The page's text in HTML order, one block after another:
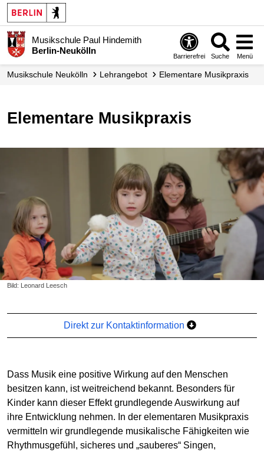
Musikschule Paul Hindemith
Berlin-Neukölln
Barrierefrei Suche Menü
Musikschule Neukölln Lehrangebot Elementare Musikpraxis
Elementare Musikpraxis
Bild: Leonard Leesch
Direkt zur Kontaktinformation
Dass Musik eine positive Wirkung auf den Menschen
besitzen kann, ist weitreichend bekannt. Besonders für
Kinder kann dieser Effekt grundlegende Auswirkung auf
ihre Entwicklung nehmen. In der elementaren Musikpraxis
vermitteln wir grundlegende musikalische Fähigkeiten wie
Rhythmusgefühl, sicheres und „sauberes“ Singen,